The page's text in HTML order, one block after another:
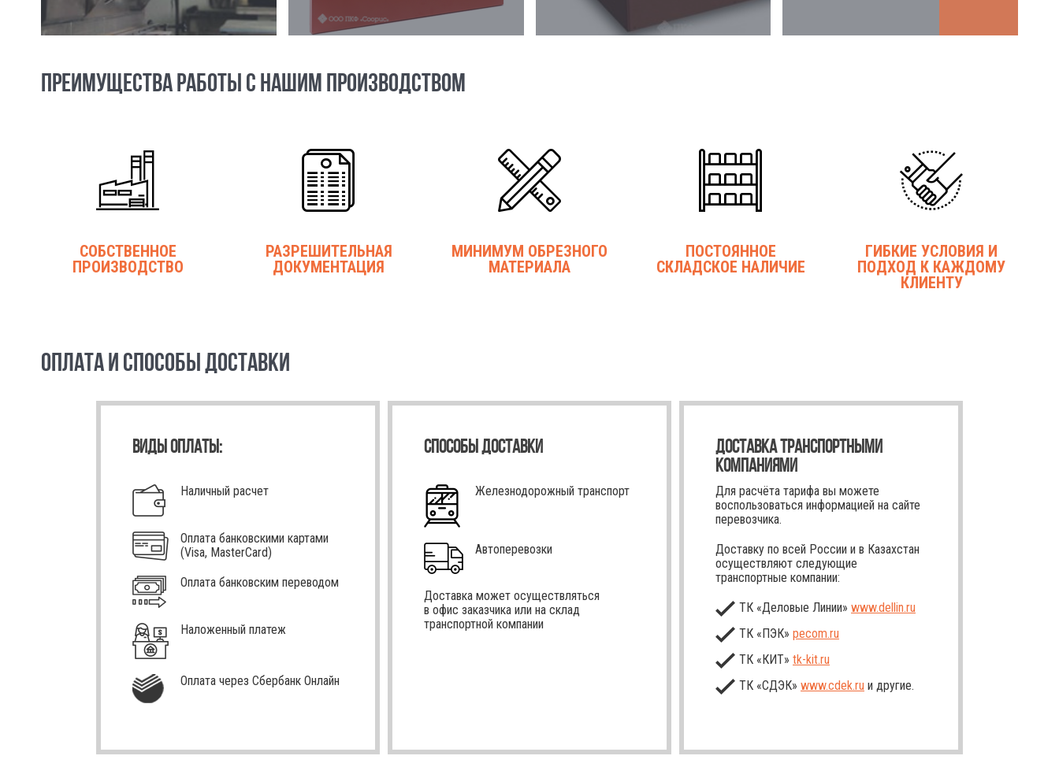
ПРЕИМУЩЕСТВА РАБОТЫ С НАШИМ ПРОИЗВОДСТВОМ
СОБСТВЕННОЕ
ПРОИЗВОДСТВО
РАЗРЕШИТЕЛЬНАЯ
ДОКУМЕНТАЦИЯ
МИНИМУМ ОБРЕЗНОГО
МАТЕРИАЛА
ПОСТОЯННОЕ
СКЛАДСКОЕ НАЛИЧИЕ
ГИБКИЕ УСЛОВИЯ И
ПОДХОД К КАЖДОМУ
КЛИЕНТУ
ОПЛАТА И СПОСОБЫ ДОСТАВКИ
ВИДЫ ОПЛАТЫ:
Наличный расчет
Оплата банковскими картами
(Visa, MasterCard)
Оплата банковским переводом
Наложенный платеж
Оплата через Сбербанк Онлайн
СПОСОБЫ ДОСТАВКИ
Железнодорожный транспорт
Автоперевозки
Доставка может осуществляться
в офис заказчика или на склад
транспортной компании
ДОСТАВКА ТРАНСПОРТНЫМИ
КОМПАНИЯМИ
Для расчёта тарифа вы можете
воспользоваться информацией на сайте
перевозчика.
Доставку по всей России и в Казахстан
осуществляют следующие
транспортные компании:
ТК «Деловые Линии» www.dellin.ru
ТК «ПЭК» pecom.ru
ТК «КИТ» tk-kit.ru
ТК «СДЭК» www.cdek.ru и другие.